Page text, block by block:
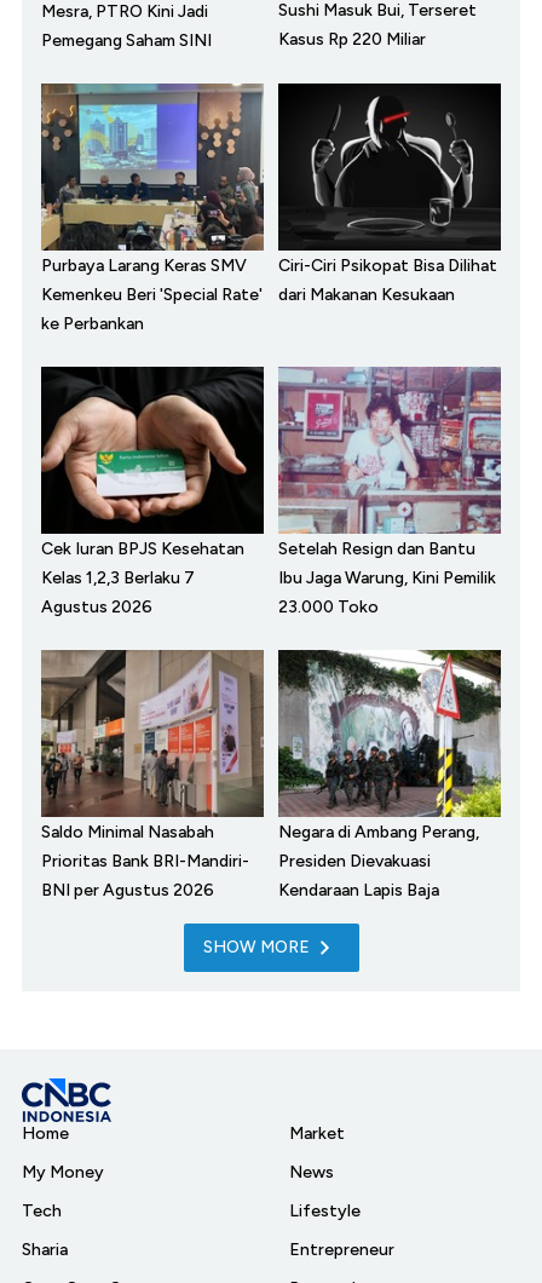
Mesra, PTRO Kini Jadi
Pemegang Saham SINI
Sushi Masuk Bui, Terseret
Kasus Rp 220 Miliar
Purbaya Larang Keras SMV
Kemenkeu Beri 'Special Rate'
ke Perbankan
Ciri-Ciri Psikopat Bisa Dilihat
dari Makanan Kesukaan
Cek Iuran BPJS Kesehatan
Kelas 1,2,3 Berlaku 7
Agustus 2026
Setelah Resign dan Bantu
Ibu Jaga Warung, Kini Pemilik
23.000 Toko
Saldo Minimal Nasabah
Prioritas Bank BRI-Mandiri-
BNI per Agustus 2026
Negara di Ambang Perang,
Presiden Dievakuasi
Kendaraan Lapis Baja
SHOW MORE
Home
My Money
Tech
Sharia
Market
News
Lifestyle
Entrepreneur